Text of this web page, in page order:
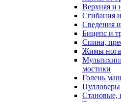
Верхняя и
Сгибания
Сведения
Бицепс и
Спина,
Жимы
мостики
Голень
Пулловеры
Становые,